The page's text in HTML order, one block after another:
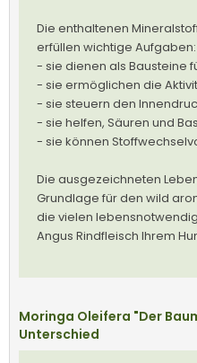
Die enthaltenen
erfüllen wichtige Aufgaben:
- sie dienen als Bausteine
- sie ermöglichen die
- sie steuern den
- sie helfen, Säuren und
- sie können
Die ausgezeichneten
Grundlage für den wild
die vielen
Angus Rindfleisch Ihrem
Moringa Oleifera "Der
Unterschied